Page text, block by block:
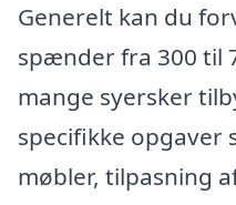
Generelt kan du
spænder fra 300 til
mange syersker
specifikke
møbler, tilpasning